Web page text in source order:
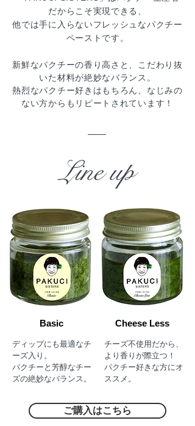
だからこそ実現できる、
他では手に入らないフレッシュなパクチー
ペーストです。
新鮮なパクチーの香り高さと、こだわり抜
いた材料が絶妙なバランス。
熱烈なパクチー好きはもちろん、なじみの
ない方からもリピートされています！
Line up
Basic
ディップにも最適なチ
ーズ入り。
パクチーと芳醇なチー
ズの絶妙なバランス。
Cheese Less
チーズ不使用だから、
より香りが際立つ！
パクチー好きな方にオ
ススメ。
ご購入はこちら